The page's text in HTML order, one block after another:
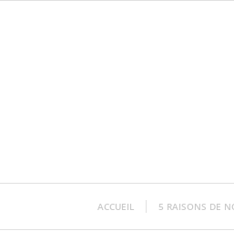
ACCUEIL 5 RAISONS DE